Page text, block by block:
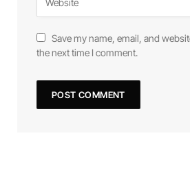
Save my name, email, and
the next time I comment.